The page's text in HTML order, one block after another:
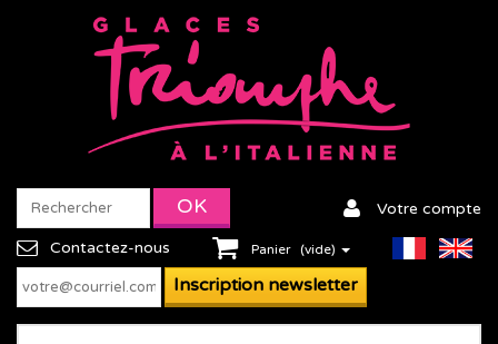
Votre compte
Contactez-nous Panier (vide)